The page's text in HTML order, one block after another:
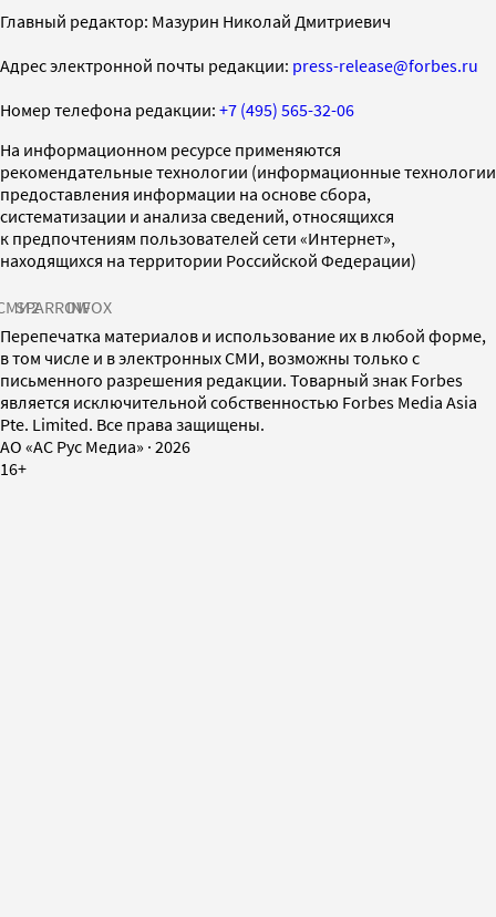
Главный редактор: Мазурин Николай Дмитриевич
Адрес электронной почты редакции: press-release@forbes.ru
Номер телефона редакции: +7 (495) 565-32-06
На информационном ресурсе применяются
рекомендательные технологии (информационные технологии
предоставления информации на основе сбора,
систематизации и анализа сведений, относящихся
к предпочтениям пользователей сети «Интернет»,
находящихся на территории Российской Федерации)
SPARROWINFOX
Перепечатка материалов и использование их в любой форме,
в том числе и в электронных СМИ, возможны только с
письменного разрешения редакции. Товарный знак Forbes
является исключительной собственностью Forbes Media Asia
Pte. Limited. Все права защищены.
AO «АС Рус Медиа» · 2026
16+